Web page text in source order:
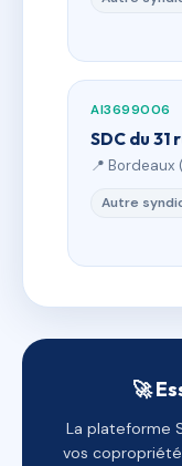
AI3699006
SDC du 31
📍
Autre
🚀
La plateforme
vos